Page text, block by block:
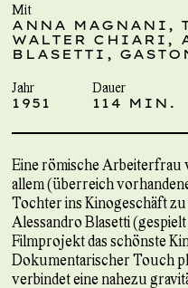
Mit
ANNA MAGNANI,
WALTER CHIARI,
BLASETTI,
Jahr
1951
Dauer
114 MIN.
Eine römische Arbeiterfrau
allem (überreich
Tochter ins Kinogeschäft
Alessandro Blasetti
Filmprojekt das schönste
Dokumentarischer Touch
verbindet eine nahezu